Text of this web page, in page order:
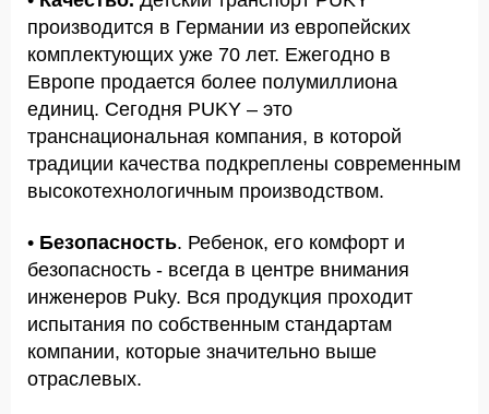
производится в Германии из европейских
комплектующих уже 70 лет. Ежегодно в
Европе продается более полумиллиона
единиц. Сегодня PUKY – это
транснациональная компания, в которой
традиции качества подкреплены современным
высокотехнологичным производством.
• Безопасность. Ребенок, его комфорт и
безопасность - всегда в центре внимания
инженеров Puky. Вся продукция проходит
испытания по собственным стандартам
компании, которые значительно выше
отраслевых.